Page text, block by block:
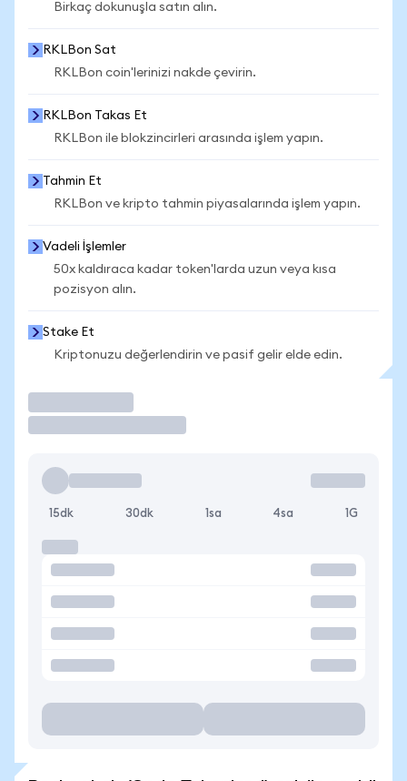
Birkaç dokunuşla satın alın.
RKLBon Sat
RKLBon coin'lerinizi nakde çevirin.
RKLBon Takas Et
RKLBon ile blokzincirleri arasında işlem yapın.
Tahmin Et
RKLBon ve kripto tahmin piyasalarında işlem yapın.
Vadeli İşlemler
50x kaldıraca kadar token'larda uzun veya kısa
pozisyon alın.
Stake Et
Kriptonuzu değerlendirin ve pasif gelir elde edin.
15dk 30dk 1sa 4sa 1G